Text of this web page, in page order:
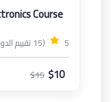
Course
5 (15 تقييم الدورة)
$10
$15